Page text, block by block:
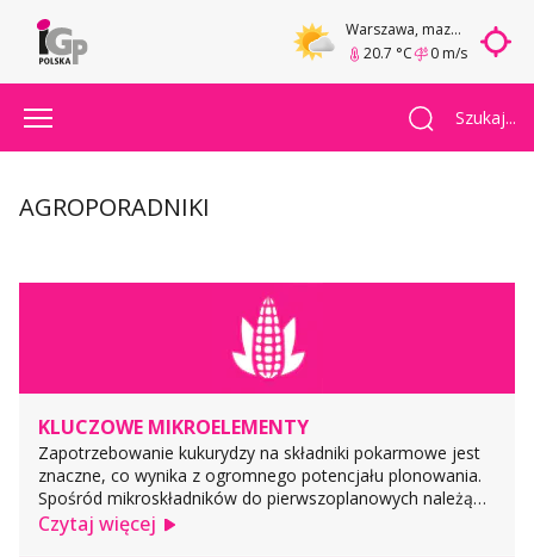
Warszawa, mazowieckie
20.7 °C
0 m/s
Szukaj...
AGROPORADNIKI
KLUCZOWE MIKROELEMENTY
Zapotrzebowanie kukurydzy na składniki pokarmowe jest
znaczne, co wynika z ogromnego potencjału plonowania.
Spośród mikroskładników do pierwszoplanowych należą
cynk i bor, a ponadto miedź i mangan. W praktyce większą
wagę przywiązuje się tylko do pierwszej wymienionej pary
Czytaj więcej